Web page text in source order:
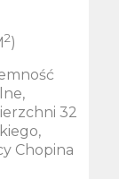
2)
32
Chopina